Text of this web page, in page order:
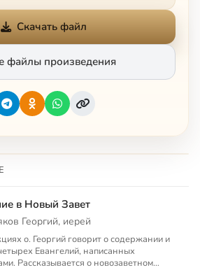
Скачать файл
файлы произведения
в Новый Завет
Георгий, иерей
о. Георгий говорит о содержании и
Евангелий, написанных
Рассказывается о новозаветном